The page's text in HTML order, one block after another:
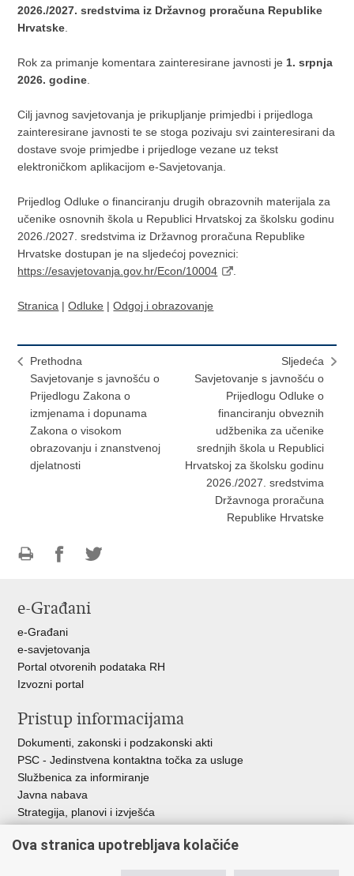
2026./2027. sredstvima iz Državnog proračuna Republike
Hrvatske
Rok za primanje komentara zainteresirane javnosti je 1. srpnja
2026. godine
Cilj javnog savjetovanja je prikupljanje primjedbi i prijedloga
zainteresirane javnosti te se stoga pozivaju svi zainteresirani da
dostave svoje primjedbe i prijedloge vezane uz tekst
elektroničkom aplikacijom e-Savjetovanja.
Prijedlog Odluke o financiranju drugih obrazovnih materijala za
učenike osnovnih škola u Republici Hrvatskoj za školsku godinu
2026./2027. sredstvima iz Državnog proračuna Republike
Hrvatske dostupan je na sljedećoj poveznici:
https://esavjetovanja.gov.hr/Econ/10004
Stranica |Odluke |Odgoj i obrazovanje
Prethodna
Savjetovanje s javnošću o
Prijedlogu Zakona o
izmjenama i dopunama
Zakona o visokom
obrazovanju i znanstvenoj
djelatnosti
Sljedeća
Savjetovanje s javnošću o
Prijedlogu Odluke o
financiranju obveznih
udžbenika za učenike
srednjih škola u Republici
Hrvatskoj za školsku godinu
2026./2027. sredstvima
Državnoga proračuna
Republike Hrvatske
FacebookuTwitteru
e-Građani
e-Građani
e-savjetovanja
Portal otvorenih podataka RH
Izvozni portal
Pristup informacijama
Dokumenti, zakonski i podzakonski akti
PSC - Jedinstvena kontaktna točka za usluge
Službenica za informiranje
Javna nabava
Strategija, planovi i izvješća
Ova stranica upotrebljava kolačiće